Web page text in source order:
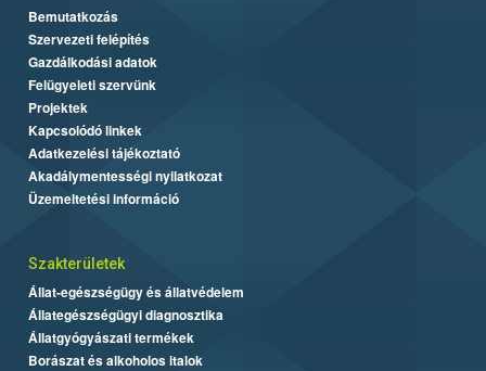
Bemutatkozás
Szervezeti felépítés
Gazdálkodási adatok
Felügyeleti szervünk
Projektek
Kapcsolódó linkek
Adatkezelési tájékoztató
Akadálymentességi nyilatkozat
Üzemeltetési információ
Szakterületek
Állat-egészségügy és állatvédelem
Állategészségügyi diagnosztika
Állatgyógyászati termékek
Borászat és alkoholos italok